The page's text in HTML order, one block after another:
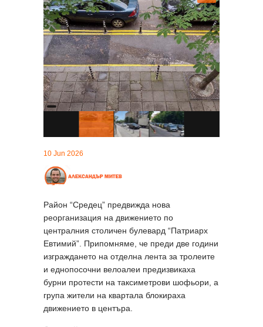
10 Jun 2026
Район “Средец” предвижда нова
реорганизация на движението по
централния столичен булевард “Патриарх
Евтимий”. Припомняме, че преди две години
изграждането на отделна лента за тролеите
и еднопосочни велоалеи предизвикаха
бурни протести на таксиметрови шофьори, а
група жители на квартала блокираха
движението в центъра.